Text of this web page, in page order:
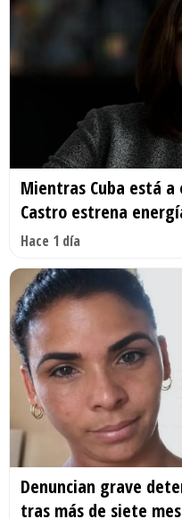
Mientras Cuba está a
Castro estrena
Hace 1 día
Denuncian grave
tras más de siete